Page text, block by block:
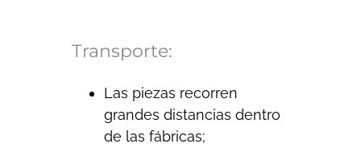
Transporte:
Las piezas recorren
grandes distancias dentro
de las fábricas;